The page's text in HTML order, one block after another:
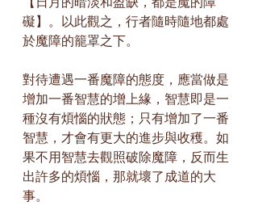
礙】。以此觀之，行者隨時隨地都處
於魔障的籠罩之下。
對待遭遇一番魔障的態度，應當做是
增加一番智慧的增上緣，智慧即是一
種沒有煩惱的狀態；只有增加了一番
智慧，才會有更大的進步與收穫。如
果不用智慧去觀照破除魔障，反而生
出許多的煩惱，那就壞了成道的大
事。